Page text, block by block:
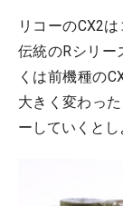
リコーのCX2
伝統のRシリー
くは前機種の
大きく変わっ
ーしていくとし